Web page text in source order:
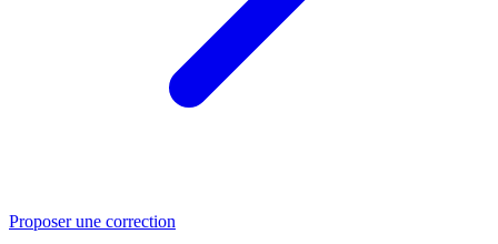
Proposer une correction